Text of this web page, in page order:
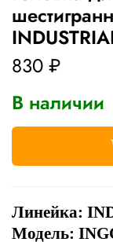
830 ₽
В наличии
Линейка:
Модель: